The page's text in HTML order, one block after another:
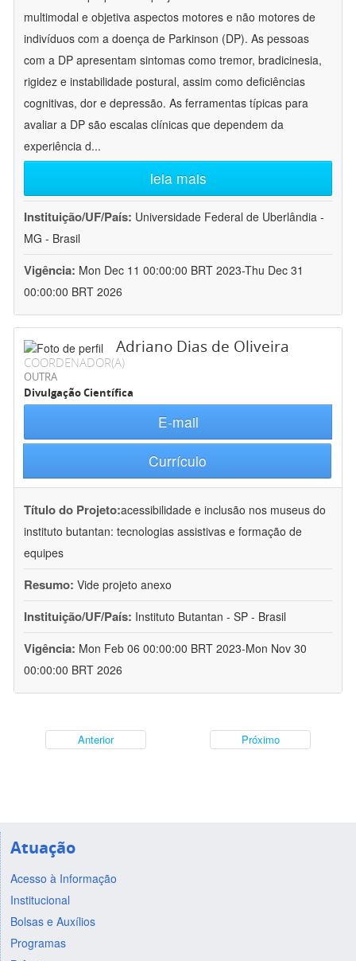
multimodal e objetiva aspectos motores e não motores de
indivíduos com a doença de Parkinson (DP). As pessoas
com a DP apresentam sintomas como tremor, bradicinesia,
rigidez e instabilidade postural, assim como deficiências
cognitivas, dor e depressão. As ferramentas típicas para
avaliar a DP são escalas clínicas que dependem da
experiência d...
leia mais
Instituição/UF/País: Universidade Federal de Uberlândia -
MG - Brasil
Vigência: Mon Dec 11 00:00:00 BRT 2023-Thu Dec 31
00:00:00 BRT 2026
Adriano Dias de Oliveira
COORDENADOR(A)
OUTRA
Divulgação Científica
E-mail
Currículo
Título do Projeto:acessibilidade e inclusão nos museus do
instituto butantan: tecnologias assistivas e formação de
equipes
Resumo: Vide projeto anexo
Instituição/UF/País: Instituto Butantan - SP - Brasil
Vigência: Mon Feb 06 00:00:00 BRT 2023-Mon Nov 30
00:00:00 BRT 2026
Anterior Próximo
Atuação
Acesso à Informação
Institucional
Bolsas e Auxílios
Programas